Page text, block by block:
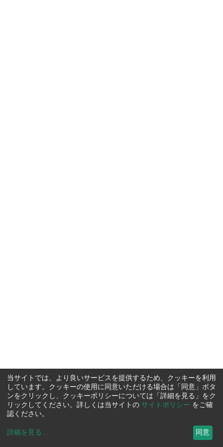
当サイトでは、より良いサービスを提供するため、クッキーを利用
しています。クッキーの使用に同意いただける場合は「同意」ボタ
ンをクリックし、クッキーポリシーについては「詳細を見る」をク
リックしてください。詳しくは当サイトの サイトポリシー をご確
認ください。
詳細を見る ... 同意